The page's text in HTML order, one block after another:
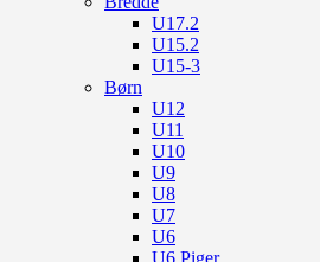
U17.2
U15.2
U15-3
Børn
U12
U11
U10
U9
U8
U7
U6
U6 Piger